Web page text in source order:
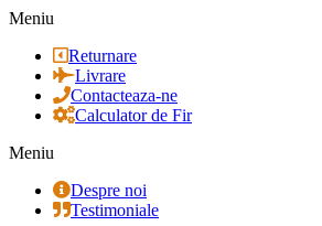
Meniu
Returnare
Livrare
Contacteaza-ne
Calculator de Fir
Meniu
Despre noi
Testimoniale